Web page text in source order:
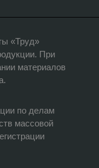
«Труд»
При
материалов
по делам
массовой